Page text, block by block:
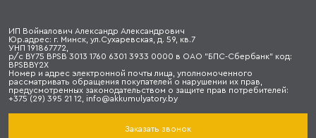
ИП Войналович Александр Александрович
Юр.адрес: г. Минск, ул.Сухаревская, д. 59, кв.7
УНП 191867772,
р/с BY75 BPSB 3013 1760 6301 3933 0000 в ОАО "БПС-Сбербанк" код:
BPSBBY2X
Номер и адрес электронной почты лица, уполномоченного
рассматривать обращения покупателей о нарушении их прав,
предусмотренных законодательством о защите прав потребителей:
+375 (29) 395 21 12, info@akkumulyatory.by
Заказать звонок